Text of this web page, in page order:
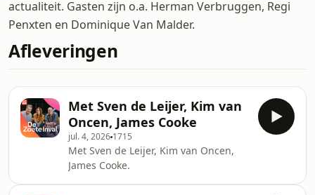
actualiteit. Gasten zijn o.a. Herman Verbruggen, Regi
Penxten en Dominique Van Malder.
Afleveringen
Met Sven de Leijer, Kim van
Oncen, James Cooke
jul. 4, 2026 1715
Met Sven de Leijer, Kim van Oncen,
James Cooke.